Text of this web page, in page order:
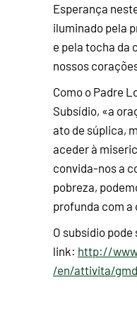
Esperança
iluminado pela
e pela tocha da
nossos
Como o Padre
Subsídio, «a
ato de súplica,
aceder à
convida-nos a
pobreza,
profunda com a
O subsídio
link: http://
/en/attivita/